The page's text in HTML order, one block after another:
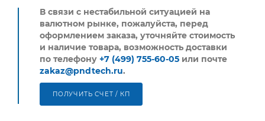
В связи с нестабильной ситуацией на
валютном рынке, пожалуйста, перед
оформлением заказа, уточняйте стоимость
и наличие товара, возможность доставки
по телефону +7 (499) 755-60-05 или почте
zakaz@pndtech.ru.
ПОЛУЧИТЬ СЧЕТ / КП